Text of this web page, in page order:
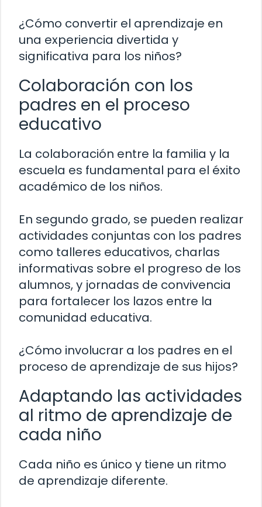
¿Cómo convertir el aprendizaje en
una experiencia divertida y
significativa para los niños?
Colaboración con los
padres en el proceso
educativo
La colaboración entre la familia y la
escuela es fundamental para el éxito
académico de los niños.
En segundo grado, se pueden realizar
actividades conjuntas con los padres
como talleres educativos, charlas
informativas sobre el progreso de los
alumnos, y jornadas de convivencia
para fortalecer los lazos entre la
comunidad educativa.
¿Cómo involucrar a los padres en el
proceso de aprendizaje de sus hijos?
Adaptando las actividades
al ritmo de aprendizaje de
cada niño
Cada niño es único y tiene un ritmo
de aprendizaje diferente.